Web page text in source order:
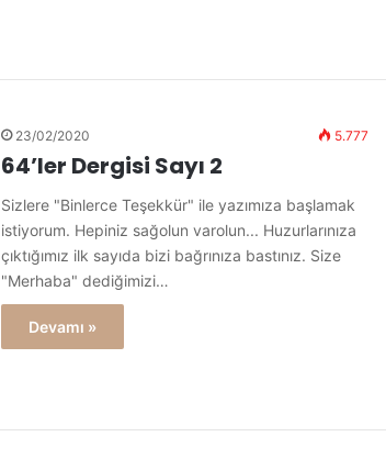
23/02/2020 5.777
64’ler Dergisi Sayı 2
Sizlere "Binlerce Teşekkür" ile yazımıza başlamak
istiyorum. Hepiniz sağolun varolun... Huzurlarınıza
çıktığımız ilk sayıda bizi bağrınıza bastınız. Size
"Merhaba" dediğimizi…
Devamı »